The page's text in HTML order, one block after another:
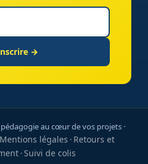
→
au cœur de vos projets ·
Mentions légales · Retours et
·Suivi de colis